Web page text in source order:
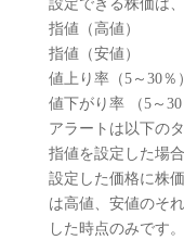
設定できる株価は
指値（高値）
指値（安値）
値上り率（5～30％）
値下がり率 （5～30
アラートは以下の
指値を設定した場合
設定した価格に株
は高値、安値のそ
した時点のみです。